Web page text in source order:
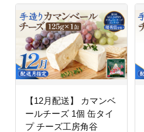
【12月配送】 カマンベ
ールチーズ 1個 缶タイ
プ チーズ工房角谷